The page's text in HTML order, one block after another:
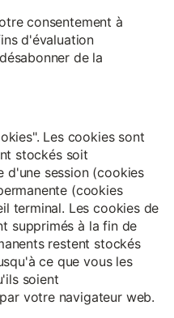
consentement à
d'évaluation
de la
Les cookies sont
stockés soit
d'une session (cookies
(cookies
terminal. Les cookies de
supprimés à la fin de
restent stockés
ce que vous les
soient
votre navigateur web.